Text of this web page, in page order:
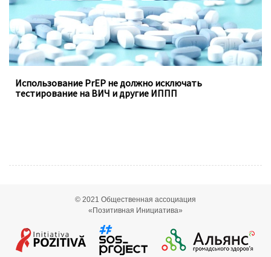
Использование PrEP не должно исключать
тестирование на ВИЧ и другие ИППП
© 2021 Общественная ассоциация
«Позитивная Инициатива»